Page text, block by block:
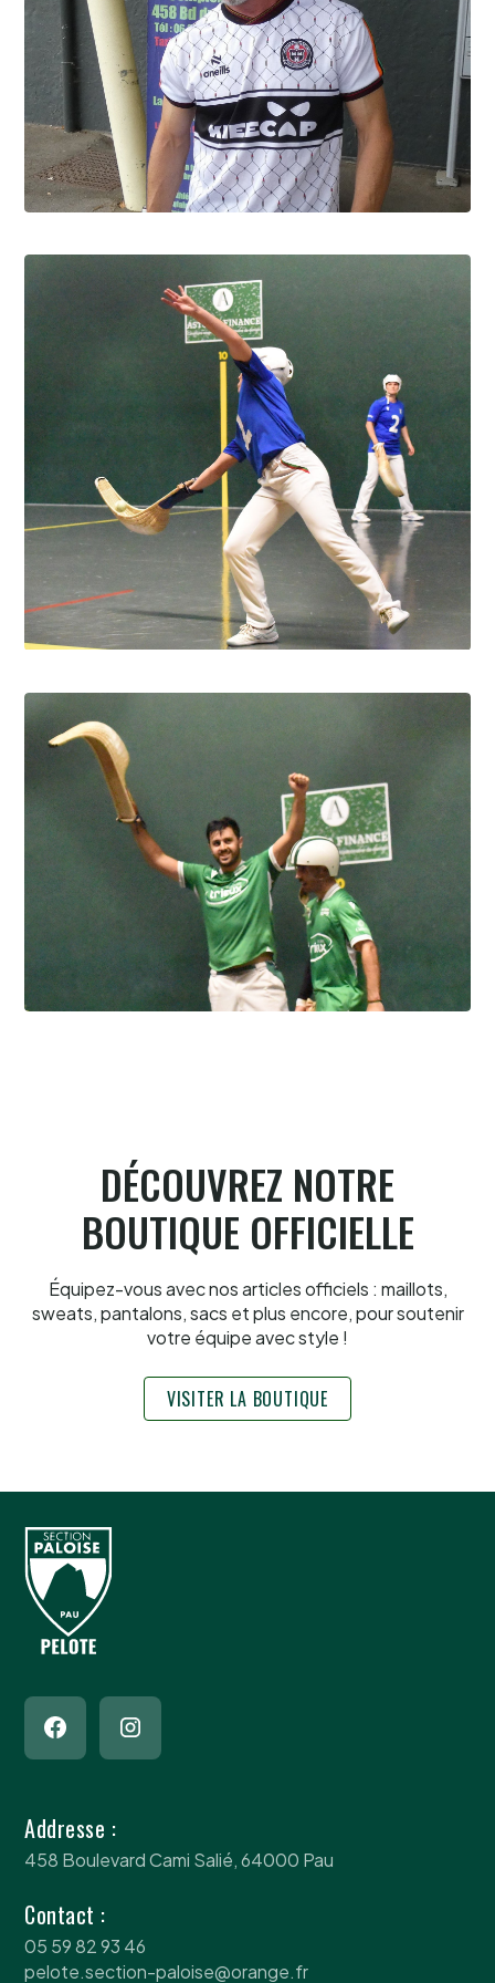
David Berbon, "Foxy" c'est lui
Pau cup féminine la quiñiéla fut franco
française
8.8.2026
DÉCOUVREZ NOTRE
BOUTIQUE OFFICIELLE
Équipez-vous avec nos articles officiels : maillots,
sweats, pantalons, sacs et plus encore, pour soutenir
votre équipe avec style !
VISITER LA BOUTIQUE
Addresse :
458 Boulevard Cami Salié, 64000 Pau
Contact :
05 59 82 93 46
pelote.section-paloise@orange.fr